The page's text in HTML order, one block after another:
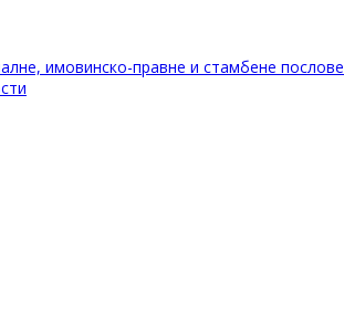
имовинско-правне и стамбене послове